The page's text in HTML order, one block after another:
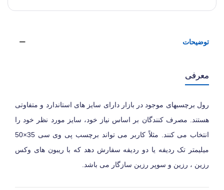
توضیحات
معرفی
رول برچسبهای موجود در بازار دارای سایز های استاندارد و متفاوتی
هستند. مصرف کنندگان بر اساس نیاز خود، سایز مورد نظر خود را
انتخاب می کنند. مثلاً کاربر می تواند برچسب پی وی سی 35×50
میلیمتر تک ردیفه یا دو ردیفه سفارش دهد که با ریبون های وکس
رزین ، رزین و سوپر رزین سازگار می باشد.